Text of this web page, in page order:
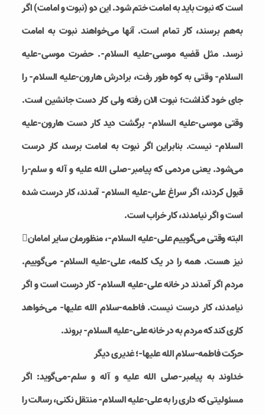
است که نبوت باید به امامت ختم شود. این دو (نبوت و امامت) اگر
به‌هم برسند، کار تمام است. آنها می‌خواهند نبوت به امامت
نرسد. مثل قضیه موسی-علیه السلام-. حضرت موسی-علیه
السلام- وقتی به کوه طور رفت، برادرش هارون-علیه السلام- را
جای خود گذاشت؛ نبوت الان رفته ولی کار دست جانشین است.
وقتی موسی-علیه السلام- برگشت دید کار دست هارون-علیه
السلام- نیست. بنابراین اگر نبوت به امامت برسد، کار درست
می‌شود. یعنی مردمی که پیامبر-صلی الله علیه و آله و سلم-را
قبول کردند، اگر سراغ علی-علیه السلام- آمدند، کار درست شده
است و اگر نیامدند، کار خراب است.
البته وقتی می‌گوییم علی-علیه السلام-، منظورمان سایر امامان
نیز هست. همه را در یک کلمه، علی-علیه السلام- می‌گوییم.
مردم اگر آمدند در خانه علی-علیه السلام- کار درست است و اگر
نیامدند، کار درست نیست. فاطمه-سلام الله علیها- می‌خواهد
کاری کند که مردم به در خانه علی-علیه السلام- بروند.
حرکت فاطمه-سلام الله علیها-؛ غدیری دیگر
خداوند به پیامبر-صلی الله علیه و آله و سلم-می‌گوید: اگر
مسئولیتی که داری را به علی-علیه السلام- منتقل نکنی، رسالت را